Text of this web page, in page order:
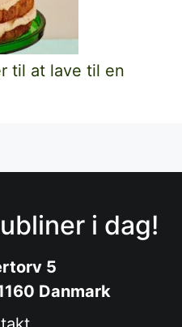
til at lave til en
i dag!
5
Danmark